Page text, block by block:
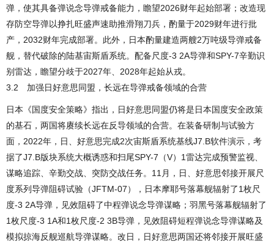
弹，使其具备弹说念导弹戒备能力，瞻望2026财年起始部署；改造现
存防空导弹以挣扎旺盛声速助推滑翔刀兵，酌量于2029财年进行批
产，2032财年完成部署。此外，日本酌量建造两艘2万吨级导弹戒备
舰，替代破除的陆基宙斯盾系统。配备尺度-3 2A导弹和SPY-7辛勤识
别雷达，瞻望分歧于2027年、2028年起始从戎。
3.2 加强日好意思同盟，长远在导弹戒备领域的合营
日本《国度安全策略》指出，日好意思同盟仍将是日本国度安全政策
的基石，两国将赓续长远在反导领域的合营。在装备研制与试验方
面，2022年，日、好意思完成2次宙斯盾系统基线J7.B软件演示，考
据了J7.B版块系统大概诱惑和扫尾SPY-7（V）1雷达完成预警监视、
谋略追踪、辛勤交战、突防交战任务。11月，日、好意思邻接开展尺
度系列导弹阻碍试验（JFTM-07），日本摩耶号落幕舰辐射了1枚尺
度-3 2A导弹，见效阻碍了中程弹说念导弹谋略；羽黑号落幕舰辐射了
1枚尺度-3 1A和1枚尺度-2 3B导弹，见效阻碍短程弹说念导弹谋略及
模拟掠海反舰巡航导弹谋略。改日，日好意思两国还将邻接开展旺盛